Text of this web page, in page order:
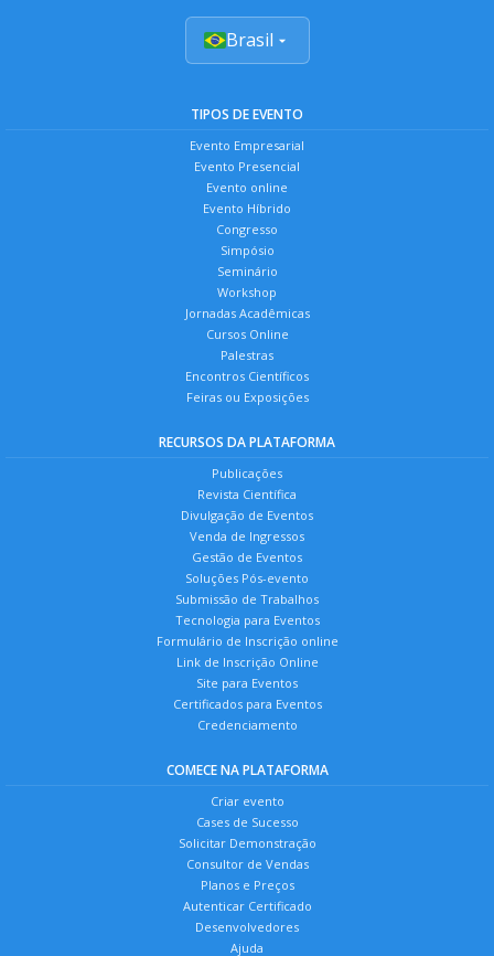
Brasil
TIPOS DE EVENTO
Evento Empresarial
Evento Presencial
Evento online
Evento Híbrido
Congresso
Simpósio
Seminário
Workshop
Jornadas Acadêmicas
Cursos Online
Palestras
Encontros Científicos
Feiras ou Exposições
RECURSOS DA PLATAFORMA
Publicações
Revista Científica
Divulgação de Eventos
Venda de Ingressos
Gestão de Eventos
Soluções Pós-evento
Submissão de Trabalhos
Tecnologia para Eventos
Formulário de Inscrição online
Link de Inscrição Online
Site para Eventos
Certificados para Eventos
Credenciamento
COMECE NA PLATAFORMA
Criar evento
Cases de Sucesso
Solicitar Demonstração
Consultor de Vendas
Planos e Preços
Autenticar Certificado
Desenvolvedores
Ajuda